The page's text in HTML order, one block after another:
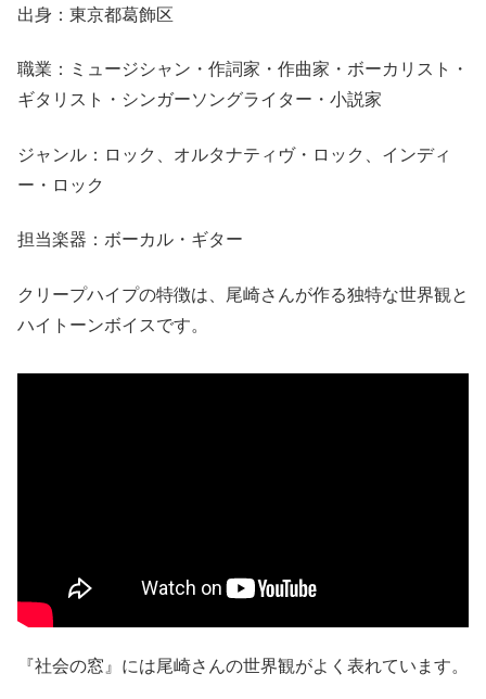
出身：東京都葛飾区
職業：ミュージシャン・作詞家・作曲家・ボーカリスト・
ギタリスト・シンガーソングライター・小説家
ジャンル：ロック、オルタナティヴ・ロック、インディ
ー・ロック
担当楽器：ボーカル・ギター
クリープハイプの特徴は、尾崎さんが作る独特な世界観と
ハイトーンボイスです。
『社会の窓』には尾崎さんの世界観がよく表れています。